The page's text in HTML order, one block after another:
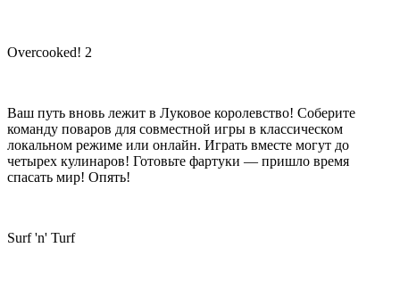
Overcooked! 2
Ваш путь вновь лежит в Луковое королевство! Соберите
команду поваров для совместной игры в классическом
локальном режиме или онлайн. Играть вместе могут до
четырех кулинаров! Готовьте фартуки — пришло время
спасать мир! Опять!
Surf 'n' Turf